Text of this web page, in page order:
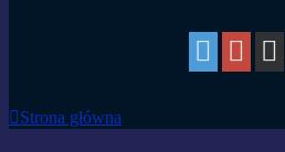
Strona główna